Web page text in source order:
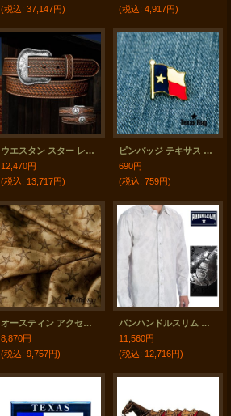
(税込: 37,147円)
(税込: 4,917円)
ウエスタン スター レザーベルト（ブラウン）/Western Leather Belt(Brown)
12,470円
(税込: 13,717円)
ピンバッジ テキサス フラッグ/Pin Texas Flag
690円
(税込: 759円)
オースティン アクセント ウエスタン ワイルドラグ（シルク カウボーイ大判スカーフ）スター/Austin Accent Inc.100% Silk Wild Rags
8,870円
(税込: 9,757円)
パンハンドルスリム リバースプリント ウエスタンシャツ ホワイト（長袖）/Panhandle Slim Long Sleeve Western Shirt
11,560円
(税込: 12,716円)